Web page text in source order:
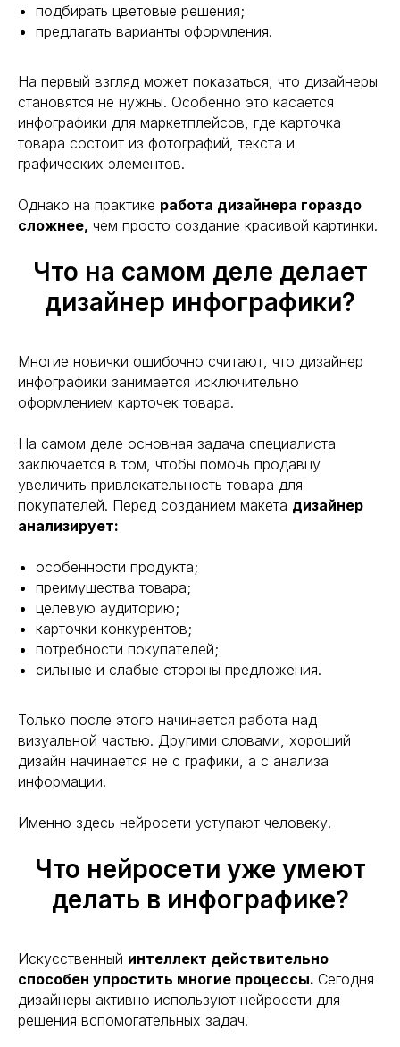
подбирать цветовые решения;
предлагать варианты оформления.
На первый взгляд может показаться, что дизайнеры
становятся не нужны. Особенно это касается
инфографики для маркетплейсов, где карточка
товара состоит из фотографий, текста и
графических элементов.
Однако на практике работа дизайнера гораздо
сложнее, чем просто создание красивой картинки.
Что на самом деле делает
дизайнер инфографики?
Многие новички ошибочно считают, что дизайнер
инфографики занимается исключительно
оформлением карточек товара.
На самом деле основная задача специалиста
заключается в том, чтобы помочь продавцу
увеличить привлекательность товара для
покупателей. Перед созданием макета дизайнер
анализирует:
особенности продукта;
преимущества товара;
целевую аудиторию;
карточки конкурентов;
потребности покупателей;
сильные и слабые стороны предложения.
Только после этого начинается работа над
визуальной частью. Другими словами, хороший
дизайн начинается не с графики, а с анализа
информации.
Именно здесь нейросети уступают человеку.
Что нейросети уже умеют
делать в инфографике?
Искусственный интеллект действительно
способен упростить многие процессы. Сегодня
дизайнеры активно используют нейросети для
решения вспомогательных задач.